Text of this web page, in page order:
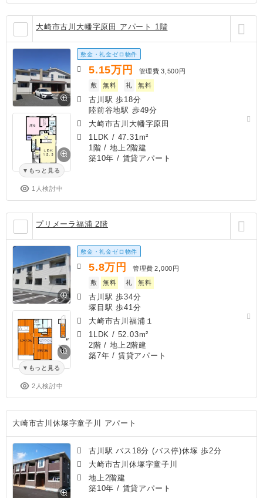
大崎市古川大幡字原田 アパート 1階
もっと見る
1人検討中
敷金・礼金ゼロ物件
5.15万円 管理費 3,500円
敷
無料 礼 無料
古川駅 歩18分
陸前谷地駅 歩49分
大崎市古川大幡字原田
1LDK / 47.31m²
1階 / 地上2階建
築10年 / 賃貸アパート
プリメーラ福浦 2階
もっと見る
2人検討中
敷金・礼金ゼロ物件
5.8万円 管理費 2,000円
敷
無料 礼 無料
古川駅 歩34分
塚目駅 歩41分
大崎市古川福浦１
1LDK / 52.03m²
2階 / 地上2階建
築7年 / 賃貸アパート
大崎市古川休塚字童子川 アパート
古川駅 バス18分 (バス停)休塚 歩2分
大崎市古川休塚字童子川
地上2階建
築10年 / 賃貸アパート